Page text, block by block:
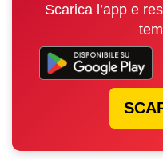
Scarica l’app e